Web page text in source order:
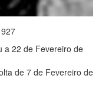
a 22 de Fevereiro de
de 7 de Fevereiro de